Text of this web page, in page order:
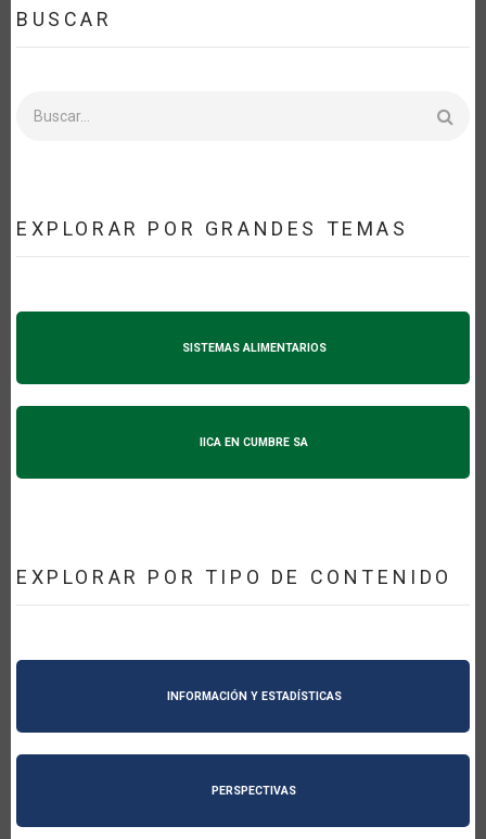
BUSCAR
EXPLORAR POR GRANDES TEMAS
SISTEMAS ALIMENTARIOS
IICA EN CUMBRE SA
EXPLORAR POR TIPO DE CONTENIDO
INFORMACIÓN Y ESTADÍSTICAS
PERSPECTIVAS